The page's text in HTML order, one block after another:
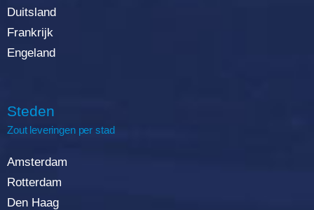
Duitsland
Frankrijk
Engeland
Steden
Zout leveringen per stad
Amsterdam
Rotterdam
Den Haag